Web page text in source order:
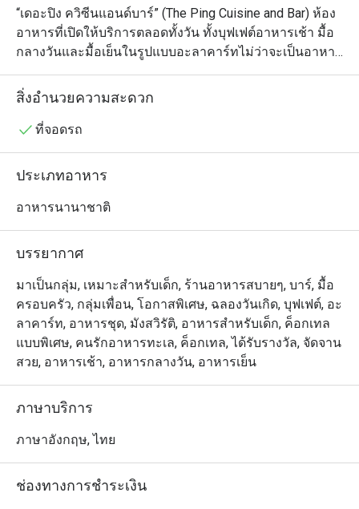
“เดอะปิง ควิซีนแอนด์บาร์” (The Ping Cuisine and Bar) ห้อง
อาหารที่เปิดให้บริการตลอดทั้งวัน ทั้งบุฟเฟต์อาหารเช้า มื้อ
กลางวันและมื้อเย็นในรูปแบบอะลาคาร์ทไม่ว่าจะเป็นอาหาร
นานาชาติ อาหารเอเชีย อาหารไทย อาหารท้องถิ่นที่คงไว้
ซึ่งรสชาติแบบต้นตำรับ ทว่านำเสนอการตกแต่งจานในสไตล์
ท้องถิ่น เพื่อเป็นการสนับสนุนผลผลิตจากชุมชนท้องถิ่นของ
สิ่งอำนวยความสะดวก
ที่จอดรถ
ประเภทอาหาร
อาหารนานาชาติ
บรรยากาศ
มาเป็นกลุ่ม, เหมาะสำหรับเด็ก, ร้านอาหารสบายๆ, บาร์, มื้อ
ครอบครัว, กลุ่มเพื่อน, โอกาสพิเศษ, ฉลองวันเกิด, บุฟเฟต์, อะ
ลาคาร์ท, อาหารชุด, มังสวิรัติ, อาหารสำหรับเด็ก, ค็อกเทล
แบบพิเศษ, คนรักอาหารทะเล, ค็อกเทล, ได้รับรางวัล, จัดจาน
สวย, อาหารเช้า, อาหารกลางวัน, อาหารเย็น
ภาษาบริการ
ภาษาอังกฤษ, ไทย
ช่องทางการชำระเงิน